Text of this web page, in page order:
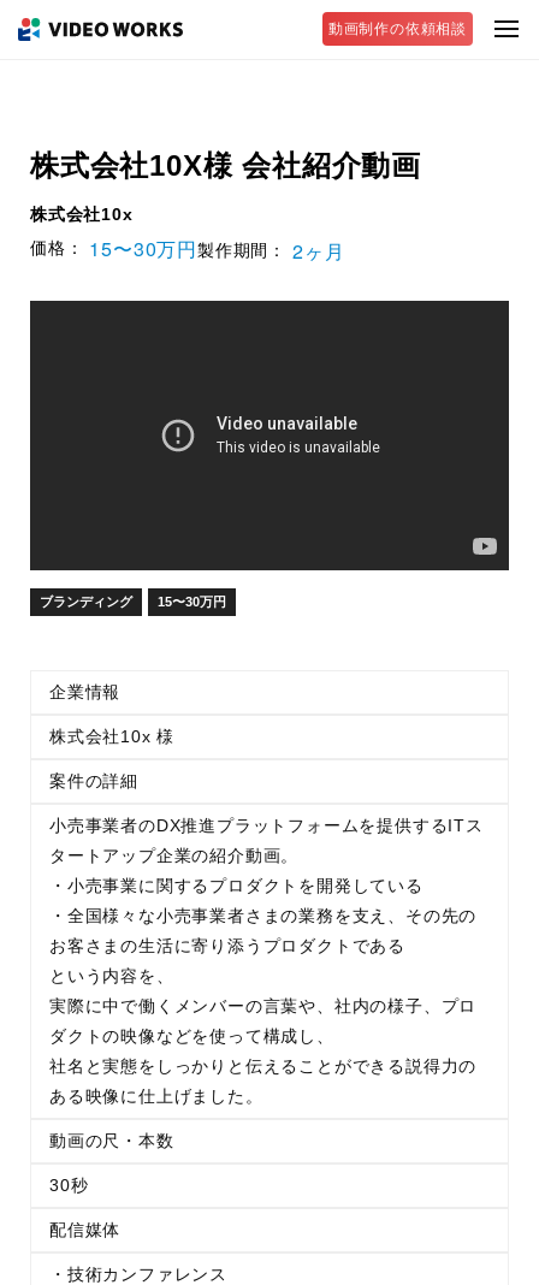
動画制作の依頼相談
株式会社10X様 会社紹介動画
株式会社10x
価格：
15〜30万円製作期間： 2ヶ月
ブランディング 15〜30万円
企業情報
株式会社10x 様
案件の詳細
小売事業者のDX推進プラットフォームを提供するITス
タートアップ企業の紹介動画。
・小売事業に関するプロダクトを開発している
・全国様々な小売事業者さまの業務を支え、その先の
お客さまの生活に寄り添うプロダクトである
という内容を、
実際に中で働くメンバーの言葉や、社内の様子、プロ
ダクトの映像などを使って構成し、
社名と実態をしっかりと伝えることができる説得力の
ある映像に仕上げました。
動画の尺・本数
30秒
配信媒体
・技術カンファレンス